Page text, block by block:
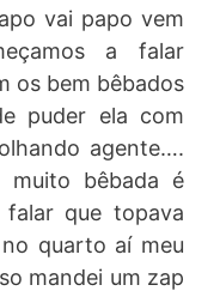
vai papo vem
a falar
os bem bêbados
puder ela com
agente….
muito bêbada é
falar que topava
quarto aí meu
mandei um zap